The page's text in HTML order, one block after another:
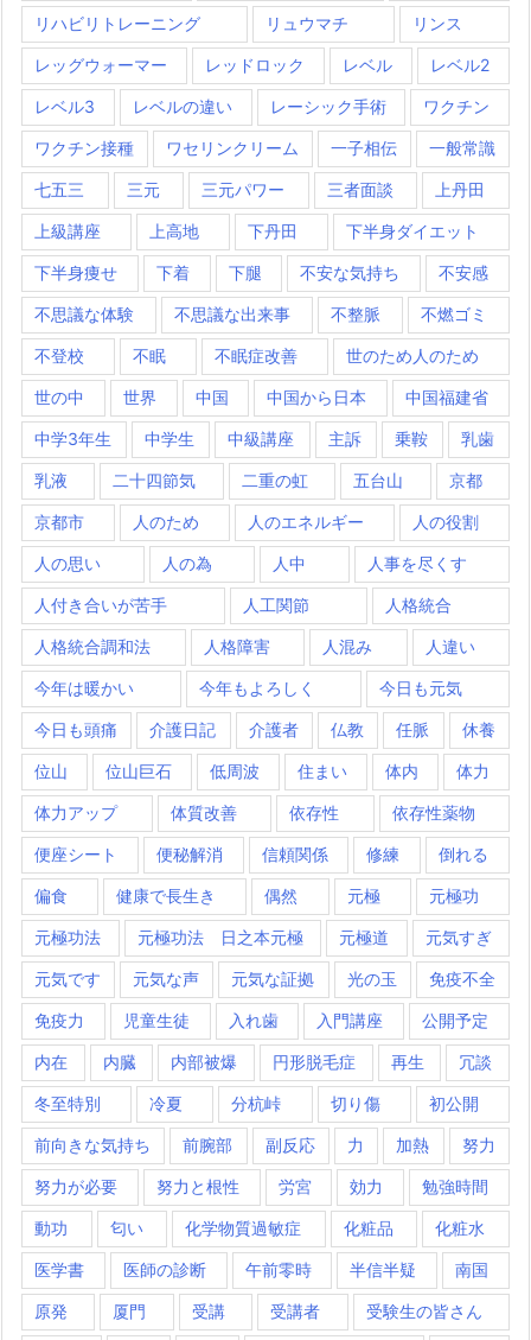
リハビリトレーニング リュウマチ リンス
レッグウォーマー レッドロック レベル レベル2
レベル3 レベルの違い レーシック手術 ワクチン
ワクチン接種 ワセリンクリーム 一子相伝 一般常識
七五三 三元 三元パワー 三者面談 上丹田
上級講座 上高地 下丹田 下半身ダイエット
下半身痩せ 下着 下腿 不安な気持ち 不安感
不思議な体験 不思議な出来事 不整脈 不燃ゴミ
不登校 不眠 不眠症改善 世のため人のため
世の中 世界 中国 中国から日本 中国福建省
中学3年生 中学生 中級講座 主訴 乗鞍 乳歯
乳液 二十四節気 二重の虹 五台山 京都
京都市 人のため 人のエネルギー 人の役割
人の思い 人の為 人中 人事を尽くす
人付き合いが苦手 人工関節 人格統合
人格統合調和法 人格障害 人混み 人違い
今年は暖かい 今年もよろしく 今日も元気
今日も頭痛 介護日記 介護者 仏教 任脈 休養
位山 位山巨石 低周波 住まい 体内 体力
体力アップ 体質改善 依存性 依存性薬物
便座シート 便秘解消 信頼関係 修練 倒れる
偏食 健康で長生き 偶然 元極 元極功
元極功法 元極功法 日之本元極 元極道 元気すぎ
元気です 元気な声 元気な証拠 光の玉 免疫不全
免疫力 児童生徒 入れ歯 入門講座 公開予定
内在 内臓 内部被爆 円形脱毛症 再生 冗談
冬至特別 冷夏 分杭峠 切り傷 初公開
前向きな気持ち 前腕部 副反応 力 加熱 努力
努力が必要 努力と根性 労宮 効力 勉強時間
動功 匂い 化学物質過敏症 化粧品 化粧水
医学書 医師の診断 午前零時 半信半疑 南国
原発 厦門 受講 受講者 受験生の皆さん